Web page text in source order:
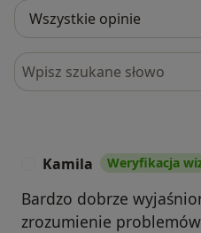
Szukaj w opiniach
Kamila Weryfikacja
Bardzo dobrze
zrozumienie